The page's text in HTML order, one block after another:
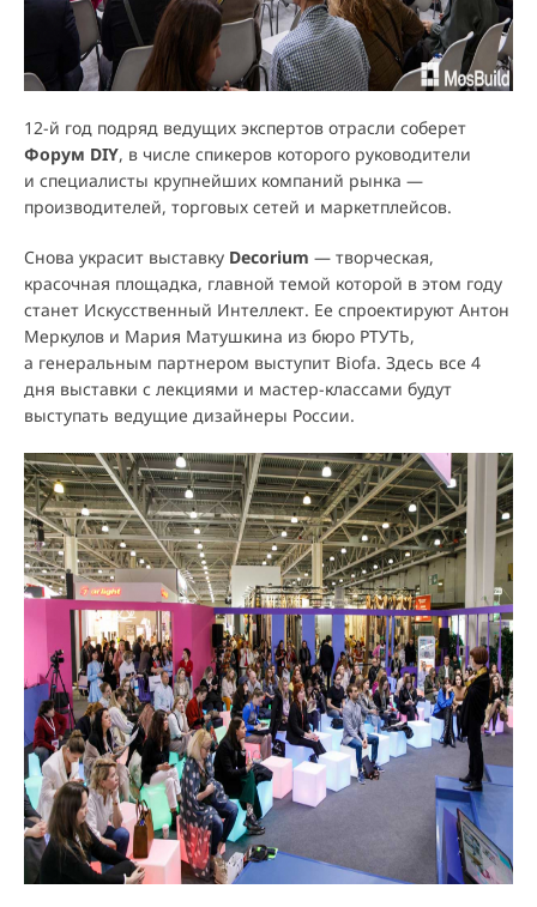
12-й год подряд ведущих экспертов отрасли соберет
Форум DIY, в числе спикеров которого руководители
и специалисты крупнейших компаний рынка —
производителей, торговых сетей и маркетплейсов.
Снова украсит выставку Decorium — творческая,
красочная площадка, главной темой которой в этом году
станет Искусственный Интеллект. Ее спроектируют Антон
Меркулов и Мария Матушкина из бюро РТУТЬ,
а генеральным партнером выступит Biofa. Здесь все 4
дня выставки с лекциями и мастер-классами будут
выступать ведущие дизайнеры России.